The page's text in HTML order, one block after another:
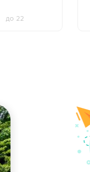
до 22